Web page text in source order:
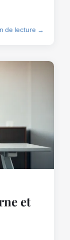
de lecture →
et